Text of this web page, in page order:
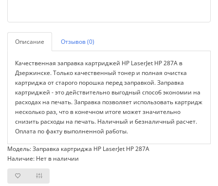
Описание Отзывов (0)
Качественная заправка картриджей HP LaserJet HP 287A в
Дзержинске. Только качественный тонер и полная очистка
картриджа от старого порошка перед заправкой. Заправка
картриджей - это действительно выгодный способ экономии на
расходах на печать. Заправка позволяет использовать картридж
несколько раз, что в конечном итоге может значительно
снизить расходы на печать. Наличный и безналичный расчет.
Оплата по факту выполненной работы.
Модель: Заправка картриджа HP LaserJet HP 287A
Наличие: Нет в наличии